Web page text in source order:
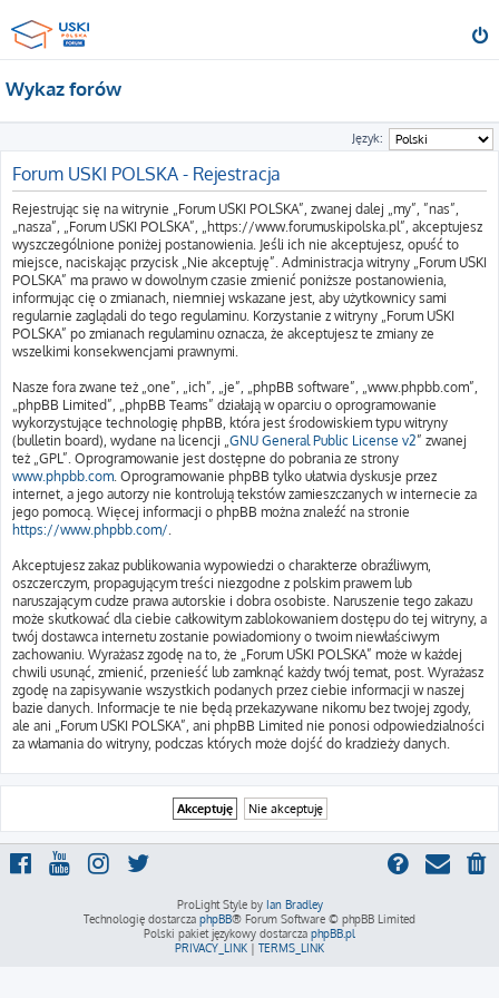
Wykaz forów
Język:
Forum USKI POLSKA - Rejestracja
Rejestrując się na witrynie „Forum USKI POLSKA”, zwanej dalej „my”, ”nas”,
„nasza”, „Forum USKI POLSKA”, „https://www.forumuskipolska.pl”, akceptujesz
wyszczególnione poniżej postanowienia. Jeśli ich nie akceptujesz, opuść to
miejsce, naciskając przycisk „Nie akceptuję”. Administracja witryny „Forum USKI
POLSKA” ma prawo w dowolnym czasie zmienić poniższe postanowienia,
informując cię o zmianach, niemniej wskazane jest, aby użytkownicy sami
regularnie zaglądali do tego regulaminu. Korzystanie z witryny „Forum USKI
POLSKA” po zmianach regulaminu oznacza, że akceptujesz te zmiany ze
wszelkimi konsekwencjami prawnymi.
Nasze fora zwane też „one”, „ich”, „je”, „phpBB software”, „www.phpbb.com”,
„phpBB Limited”, „phpBB Teams” działają w oparciu o oprogramowanie
wykorzystujące technologię phpBB, która jest środowiskiem typu witryny
(bulletin board), wydane na licencji „GNU General Public License v2” zwanej
też „GPL”. Oprogramowanie jest dostępne do pobrania ze strony
www.phpbb.com. Oprogramowanie phpBB tylko ułatwia dyskusje przez
internet, a jego autorzy nie kontrolują tekstów zamieszczanych w internecie za
jego pomocą. Więcej informacji o phpBB można znaleźć na stronie
https://www.phpbb.com/.
Akceptujesz zakaz publikowania wypowiedzi o charakterze obraźliwym,
oszczerczym, propagującym treści niezgodne z polskim prawem lub
naruszającym cudze prawa autorskie i dobra osobiste. Naruszenie tego zakazu
może skutkować dla ciebie całkowitym zablokowaniem dostępu do tej witryny, a
twój dostawca internetu zostanie powiadomiony o twoim niewłaściwym
zachowaniu. Wyrażasz zgodę na to, że „Forum USKI POLSKA” może w każdej
chwili usunąć, zmienić, przenieść lub zamknąć każdy twój temat, post. Wyrażasz
zgodę na zapisywanie wszystkich podanych przez ciebie informacji w naszej
bazie danych. Informacje te nie będą przekazywane nikomu bez twojej zgody,
ale ani „Forum USKI POLSKA”, ani phpBB Limited nie ponosi odpowiedzialności
za włamania do witryny, podczas których może dojść do kradzieży danych.
ProLight Style by Ian Bradley
Technologię dostarcza phpBB® Forum Software © phpBB Limited
Polski pakiet językowy dostarcza phpBB.pl
PRIVACY_LINK | TERMS_LINK